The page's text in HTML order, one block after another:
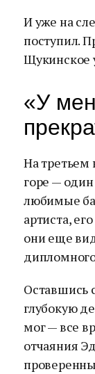
И уже на
поступил.
Щукинское
«У
На третьем
горе —
любимые
артиста,
они еще
Оставшись
глубокую
мог — все
отчаяния